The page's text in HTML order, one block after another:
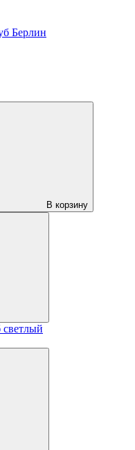
Берлин
В корзину